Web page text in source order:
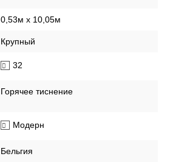
0,53м x 10,05м
Крупный
32
Горячее тиснение
Модерн
Бельгия